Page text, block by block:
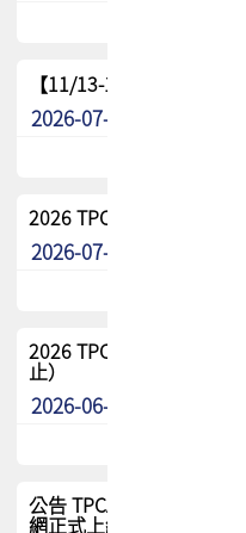
【11/13-15】2026 TPCA
2026-07-22
2026 TPCA中南區會員問
2026-07-08
2026 TPCA健康盃保齡球
止）
2026-06-29
公告 TPCA 台灣電路板協
網正式上線！